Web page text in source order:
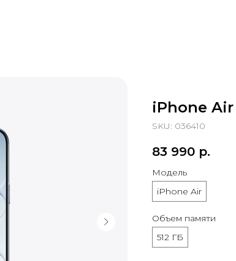
iPhone Air
SKU: 036410
83 990 р.
Модель
iPhone Air
Объем памяти
512 ГБ